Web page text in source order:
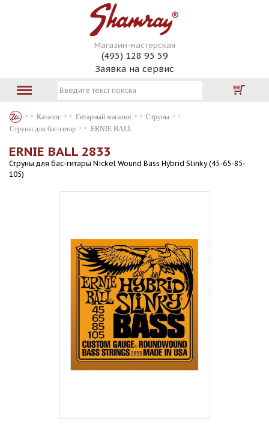
Магазин-мастерская
(495) 128 95 59
Заявка на сервис
Каталог Гитарный магазин
Струны
Струны для бас-гитар
ERNIE BALL
ERNIE BALL 2833
Струны для бас-гитары Nickel Wound Bass Hybrid Slinky (45-65-85-
105)